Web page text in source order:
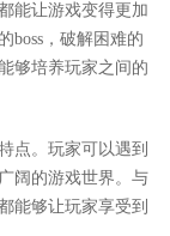
能让游戏变得更加
boss，破解困难的
够培养玩家之间的
点。玩家可以遇到
阔的游戏世界。与
能够让玩家享受到